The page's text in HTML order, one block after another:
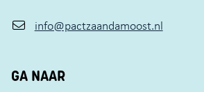
info@pactzaandamoost.nl
GA NAAR